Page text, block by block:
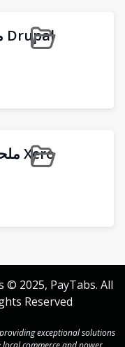
Drupal ملحق/إضافة الربط
Xero ملحق/إضافة الربط
© 2025, PayTabs. All
Reserved.
exceptional solutions